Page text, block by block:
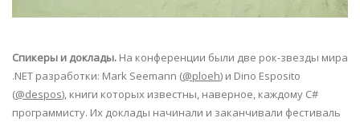
Спикеры и доклады. На конференции были две рок-звезды мира
.NET разработки: Mark Seemann (@ploeh) и Dino Esposito
(@despos), книги которых известны, наверное, каждому C#
программисту. Их доклады начинали и заканчивали фестиваль